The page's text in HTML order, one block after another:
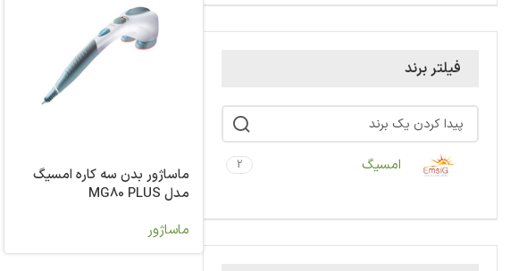
فیلتر برند
امسیگ 2
ماساژور بدن سه کاره امسیگ
مدل MG80 PLUS
ماساژور